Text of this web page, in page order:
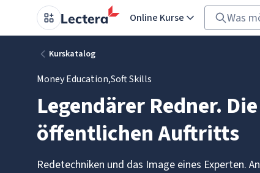
Online Kurse
Kurskatalog
Money Education,Soft Skills
Legendärer Redner.
öffentlichen Auftritts
Redetechniken und das Image eines Experten.